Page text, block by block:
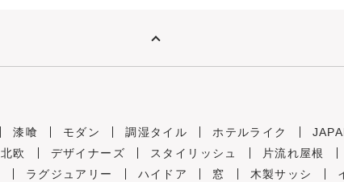
漆喰 モダン 調湿タイル ホテルライク
北欧 デザイナーズ スタイリッシュ 片流れ屋根
ラグジュアリー ハイドア 窓 木製サッシ